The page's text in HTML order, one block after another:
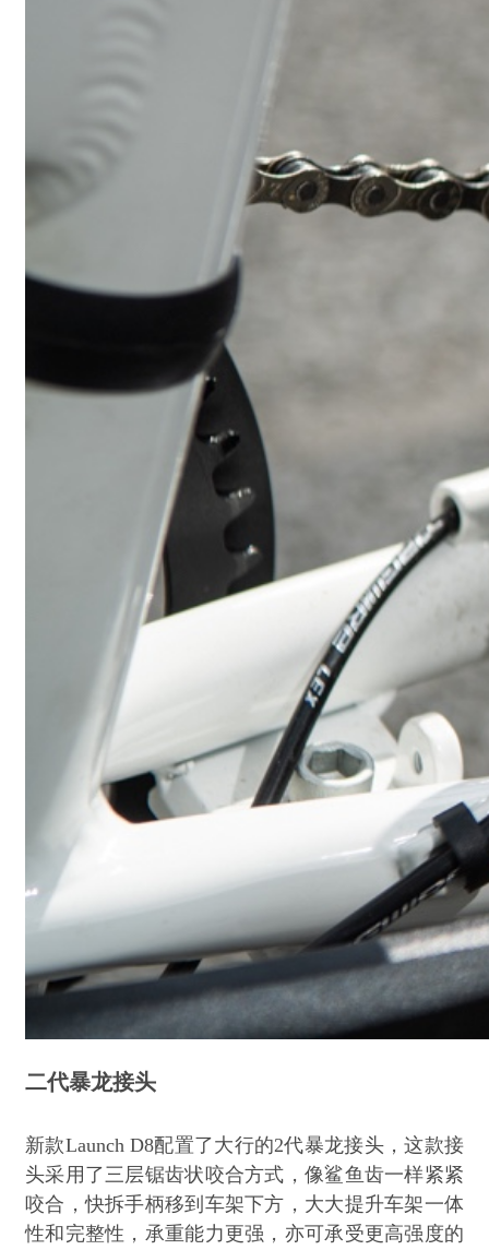
二代暴龙接头
新款Launch D8配置了大行的2代暴龙接头，这款接
头采用了三层锯齿状咬合方式，像鲨鱼齿一样紧紧
咬合，快拆手柄移到车架下方，大大提升车架一体
性和完整性，承重能力更强，亦可承受更高强度的